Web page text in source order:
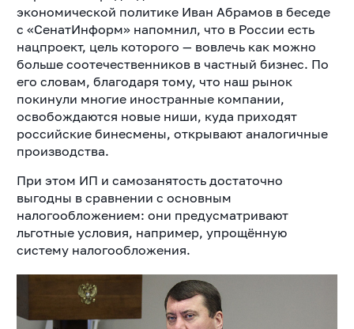
экономической политике Иван Абрамов в беседе
с «СенатИнформ» напомнил, что в России есть
нацпроект, цель которого — вовлечь как можно
больше соотечественников в частный бизнес. По
его словам, благодаря тому, что наш рынок
покинули многие иностранные компании,
освобождаются новые ниши, куда приходят
российские бинесмены, открывают аналогичные
производства.
При этом ИП и самозанятость достаточно
выгодны в сравнении с основным
налогообложением: они предусматривают
льготные условия, например, упрощённую
систему налогообложения.